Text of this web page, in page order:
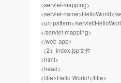
<servlet-mapping>
<servlet-name>HelloWorld</
<url-pattern>/servlet/
</servlet-mapping>
</web-app>
（2）index.jsp文件
<html>
<head>
<title>Hello World!</title>